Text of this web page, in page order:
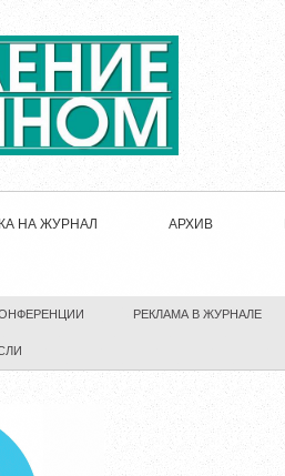
НА ЖУРНАЛ АРХИВ
РЕКЛАМА В ЖУРНАЛЕ